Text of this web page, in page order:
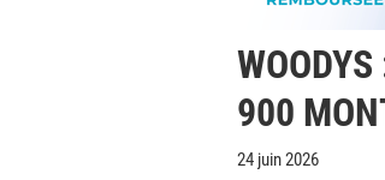
900
24 juin 2026